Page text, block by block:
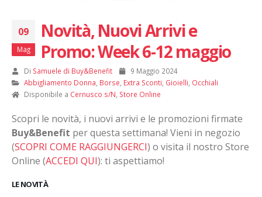
09
Mag
Novità, Nuovi Arrivi e
Promo: Week 6-12 maggio
Di Samuele di Buy&Benefit
9 Maggio 2024
Abbigliamento Donna, Borse, Extra Sconti, Gioielli, Occhiali
Disponibile a Cernusco s/N, Store Online
Scopri le novità, i nuovi arrivi e le promozioni firmate
Buy&Benefit per questa settimana! Vieni in negozio
(SCOPRI COME RAGGIUNGERCI) o visita il nostro Store
Online (ACCEDI QUI): ti aspettiamo!
LE NOVITÀ